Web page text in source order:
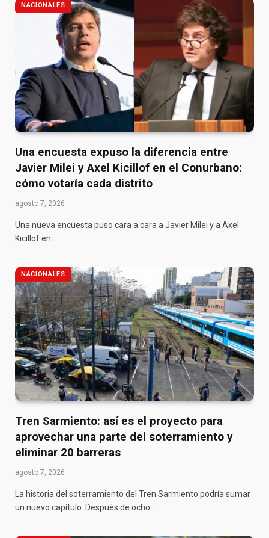
NACIONALES
Una encuesta expuso la diferencia entre
Javier Milei y Axel Kicillof en el Conurbano:
cómo votaría cada distrito
agosto 7, 2026
Una nueva encuesta puso cara a cara a Javier Milei y a Axel
Kicillof en…
NACIONALES
Tren Sarmiento: así es el proyecto para
aprovechar una parte del soterramiento y
eliminar 20 barreras
agosto 7, 2026
La historia del soterramiento del Tren Sarmiento podría sumar
un nuevo capítulo. Después de ocho…